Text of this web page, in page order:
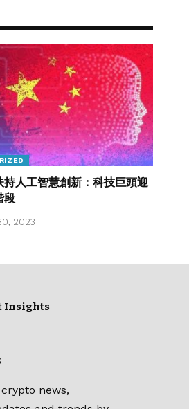
持人工智慧創新：科技巨頭迎
段
2023
Insights
news,